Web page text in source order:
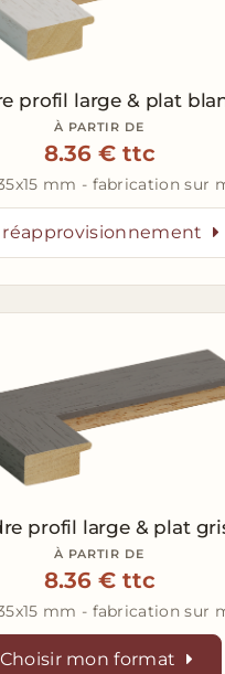
profil large & plat
À PARTIR DE
8.36 € ttc
mm - fabrication sur
réapprovisionnement
profil large & plat
À PARTIR DE
8.36 € ttc
mm - fabrication sur
Choisir mon format